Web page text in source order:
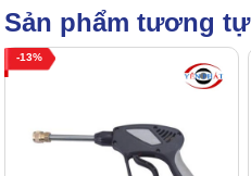
Sản phẩm tương tự
13